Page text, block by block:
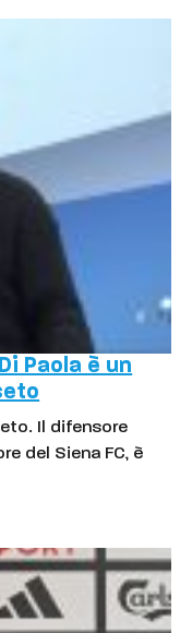
Paola è un
Il difensore
del Siena FC, è